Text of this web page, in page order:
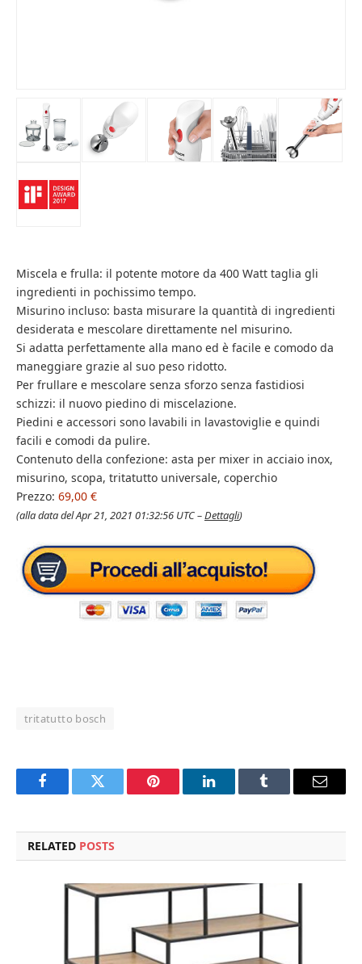
Miscela e frulla: il potente motore da 400 Watt taglia gli
ingredienti in pochissimo tempo.
Misurino incluso: basta misurare la quantità di ingredienti
desiderata e mescolare direttamente nel misurino.
Si adatta perfettamente alla mano ed è facile e comodo da
maneggiare grazie al suo peso ridotto.
Per frullare e mescolare senza sforzo senza fastidiosi
schizzi: il nuovo piedino di miscelazione.
Piedini e accessori sono lavabili in lavastoviglie e quindi
facili e comodi da pulire.
Contenuto della confezione: asta per mixer in acciaio inox,
misurino, scopa, tritatutto universale, coperchio
Prezzo: 69,00 €
(alla data del Apr 21, 2021 01:32:56 UTC –Dettagli)
tritatutto bosch
FacebookTwitter Pinterest LinkedInTumblr Email
RELATED POSTS